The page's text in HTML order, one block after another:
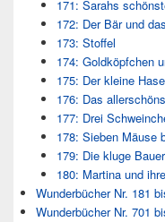
171: Sarahs
172: Der Bär und
173: Stoffel
174: Goldköpfchen
175: Der kleine
176: Das
177: Drei
178: Sieben Mäuse
179: Die kluge
180: Martina und
Wunderbücher Nr. 181
Wunderbücher Nr. 701